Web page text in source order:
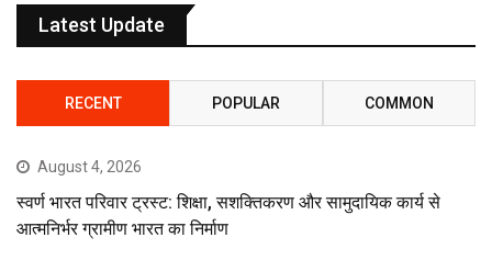
Latest Update
RECENT POPULAR COMMON
August 4, 2026
स्वर्ण भारत परिवार ट्रस्ट: शिक्षा, सशक्तिकरण और सामुदायिक कार्य से
आत्मनिर्भर ग्रामीण भारत का निर्माण